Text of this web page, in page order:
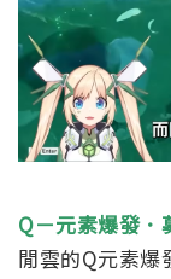
Q－元素爆發．
閒雲的Q元素爆